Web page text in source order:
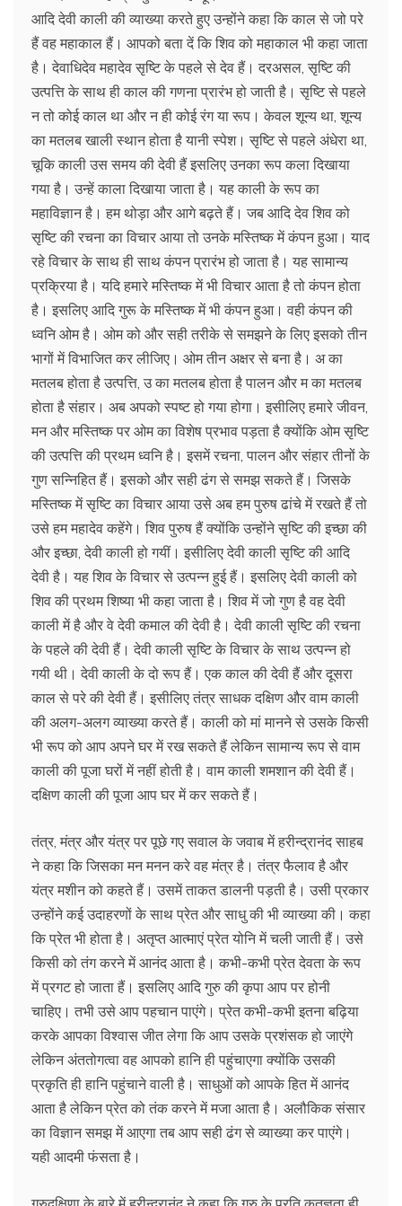
आदि देवी काली की व्याख्या करते हुए उन्होंने कहा कि काल से जो परे
हैं वह महाकाल हैं। आपको बता दें कि शिव को महाकाल भी कहा जाता
है। देवाधिदेव महादेव सृष्टि के पहले से देव हैं। दरअसल, सृष्टि की
उत्पत्ति के साथ ही काल की गणना प्रारंभ हो जाती है। सृष्टि से पहले
न तो कोई काल था और न ही कोई रंग या रूप। केवल शून्य था, शून्य
का मतलब खाली स्थान होता है यानी स्पेश। सृष्टि से पहले अंधेरा था,
चूकि काली उस समय की देवी हैं इसलिए उनका रूप कला दिखाया
गया है। उन्हें काला दिखाया जाता है। यह काली के रूप का
महाविज्ञान है। हम थोड़ा और आगे बढ़ते हैं। जब आदि देव शिव को
सृष्टि की रचना का विचार आया तो उनके मस्तिष्क में कंपन हुआ। याद
रहे विचार के साथ ही साथ कंपन प्रारंभ हो जाता है। यह सामान्य
प्रक्रिया है। यदि हमारे मस्तिष्क में भी विचार आता है तो कंपन होता
है। इसलिए आदि गुरू के मस्तिष्क में भी कंपन हुआ। वही कंपन की
ध्वनि ओम है। ओम को और सही तरीके से समझने के लिए इसको तीन
भागों में विभाजित कर लीजिए। ओम तीन अक्षर से बना है। अ का
मतलब होता है उत्पत्ति, उ का मतलब होता है पालन और म का मतलब
होता है संहार। अब अपको स्पष्ट हो गया होगा। इसीलिए हमारे जीवन,
मन और मस्तिष्क पर ओम का विशेष प्रभाव पड़ता है क्योंकि ओम सृष्टि
की उत्पत्ति की प्रथम ध्वनि है। इसमें रचना, पालन और संहार तीनों के
गुण सन्निहित हैं। इसको और सही ढंग से समझ सकते हैं। जिसके
मस्तिष्क में सृष्टि का विचार आया उसे अब हम पुरुष ढांचे में रखते हैं तो
उसे हम महादेव कहेंगे। शिव पुरुष हैं क्योंकि उन्होंने सृष्टि की इच्छा की
और इच्छा, देवी काली हो गयीं। इसीलिए देवी काली सृष्टि की आदि
देवी है। यह शिव के विचार से उत्पन्न हुई हैं। इसलिए देवी काली को
शिव की प्रथम शिष्या भी कहा जाता है। शिव में जो गुण है वह देवी
काली में है और वे देवी कमाल की देवी है। देवी काली सृष्टि की रचना
के पहले की देवी हैं। देवी काली सृष्टि के विचार के साथ उत्पन्न हो
गयी थी। देवी काली के दो रूप हैं। एक काल की देवी हैं और दूसरा
काल से परे की देवी हैं। इसीलिए तंत्र साधक दक्षिण और वाम काली
की अलग-अलग व्याख्या करते हैं। काली को मां मानने से उसके किसी
भी रूप को आप अपने घर में रख सकते हैं लेकिन सामान्य रूप से वाम
काली की पूजा घरों में नहीं होती है। वाम काली शमशान की देवी हैं।
दक्षिण काली की पूजा आप घर में कर सकते हैं।
तंत्र, मंत्र और यंत्र पर पूछे गए सवाल के जवाब में हरीन्द्रानंद साहब
ने कहा कि जिसका मन मनन करे वह मंत्र है। तंत्र फैलाव है और
यंत्र मशीन को कहते हैं। उसमें ताकत डालनी पड़ती है। उसी प्रकार
उन्होंने कई उदाहरणों के साथ प्रेत और साधु की भी व्याख्या की। कहा
कि प्रेत भी होता है। अतृप्त आत्माएं प्रेत योनि में चली जाती हैं। उसे
किसी को तंग करने में आनंद आता है। कभी-कभी प्रेत देवता के रूप
में प्रगट हो जाता हैं। इसलिए आदि गुरु की कृपा आप पर होनी
चाहिए। तभी उसे आप पहचान पाएंगे। प्रेत कभी-कभी इतना बढ़िया
करके आपका विश्वास जीत लेगा कि आप उसके प्रशंसक हो जाएंगे
लेकिन अंततोगत्वा वह आपको हानि ही पहुंचाएगा क्योंकि उसकी
प्रकृति ही हानि पहुंचाने वाली है। साधुओं को आपके हित में आनंद
आता है लेकिन प्रेत को तंक करने में मजा आता है। अलौकिक संसार
का विज्ञान समझ में आएगा तब आप सही ढंग से व्याख्या कर पाएंगे।
यही आदमी फंसता है।